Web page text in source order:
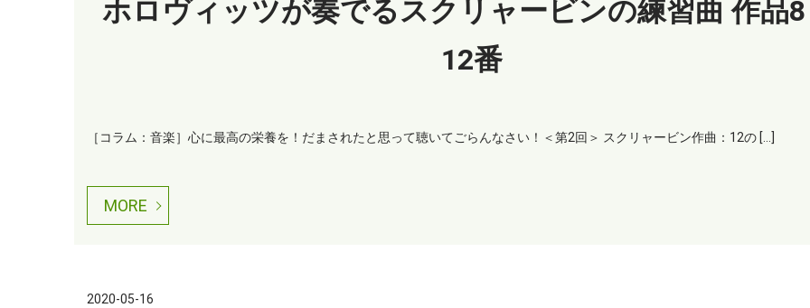
ホロヴィッツが奏でるスクリャービンの練習曲 作品
12番
［コラム：音楽］心に最高の栄養を！だまされたと思って聴いてごらんなさい！＜第2回＞ スクリャービン作曲：12の […]
MORE
2020-05-16